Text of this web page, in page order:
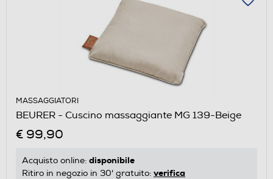
MASSAGGIATORI
BEURER - Cuscino massaggiante MG 139-Beige
€ 99,90
Acquisto online: disponibile
Ritiro in negozio in 30' gratuito: verifica